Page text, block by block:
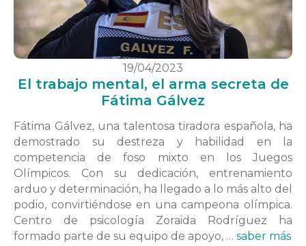
19/04/2023
El trabajo mental, el arma secreta de
Fátima Gálvez
Fátima Gálvez, una talentosa tiradora española, ha
demostrado su destreza y habilidad en la
competencia de foso mixto en los Juegos
Olímpicos. Con su dedicación, entrenamiento
arduo y determinación, ha llegado a lo más alto del
podio, convirtiéndose en una campeona olímpica.
Centro de psicología Zoraida Rodríguez ha
formado parte de su equipo de apoyo, … saber más